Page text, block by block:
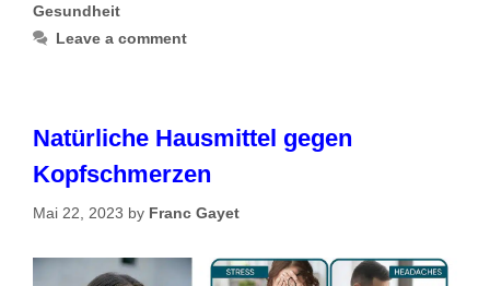
Gesundheit
Leave a comment
Natürliche Hausmittel gegen
Kopfschmerzen
Mai 22, 2023 by Franc Gayet